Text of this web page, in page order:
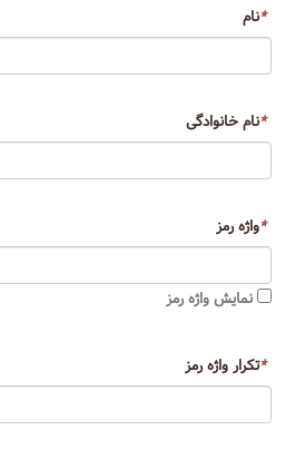
*نام
*نام خانوادگی
*واژه رمز
نمایش واژه رمز
*تکرار واژه رمز